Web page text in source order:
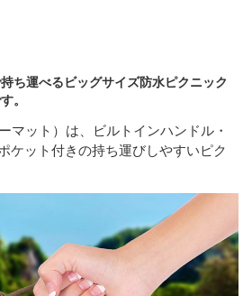
ち運べるビッグサイズ防水ピクニック
。
マット）は、ビルトインハンドル・
ケット付きの持ち運びしやすいピク